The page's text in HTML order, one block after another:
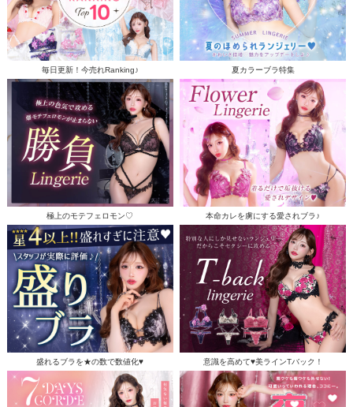
毎日更新！今売れRanking♪ 夏カラーブラ特集
極上のモテフェロモン♡ 本命カレを虜にする愛されブラ♪
盛れるブラを★の数で数値化♥ 意識を高めて♥美ラインTバック！